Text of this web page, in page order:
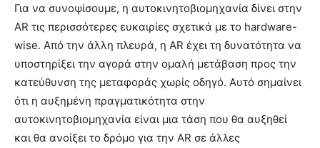
Για να συνοψίσουμε, η αυτοκινητοβιομηχανία δίνει στην
AR τις περισσότερες ευκαιρίες σχετικά με το hardware-
wise. Από την άλλη πλευρά, η AR έχει τη δυνατότητα να
υποστηρίξει την αγορά στην ομαλή μετάβαση προς την
κατεύθυνση της μεταφοράς χωρίς οδηγό. Αυτό σημαίνει
ότι η αυξημένη πραγματικότητα στην
αυτοκινητοβιομηχανία είναι μια τάση που θα αυξηθεί
και θα ανοίξει το δρόμο για την AR σε άλλες